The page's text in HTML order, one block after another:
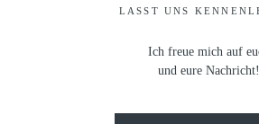
LASST UNS
Ich freue mich auf
und eure Nachricht!